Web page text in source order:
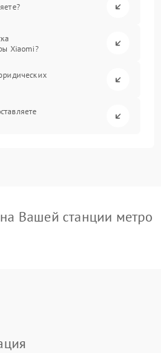
Xiaomi?
Вашей станции метро